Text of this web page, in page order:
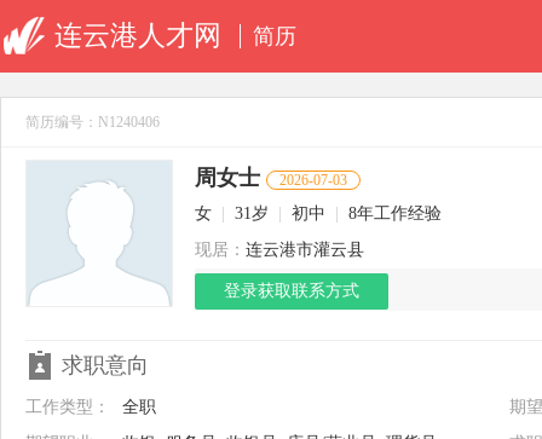
连云港人才网 简历
简历编号：N1240406
周女士 2026-07-03
女 31岁 初中
8年工作经验
现居： 连云港市灌云县
登录获取联系方式
求职意向
工作类型： 全职
期